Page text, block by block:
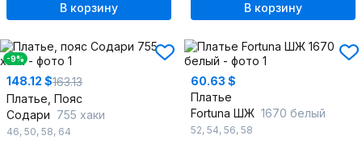
В корзину В корзину
-9%
148.12 $163.13
Платье, Пояс
Содари 755 хаки
46, 50, 58, 64
60.63 $
Платье
Fortuna ШЖ 1670 белый
52, 54, 56, 58